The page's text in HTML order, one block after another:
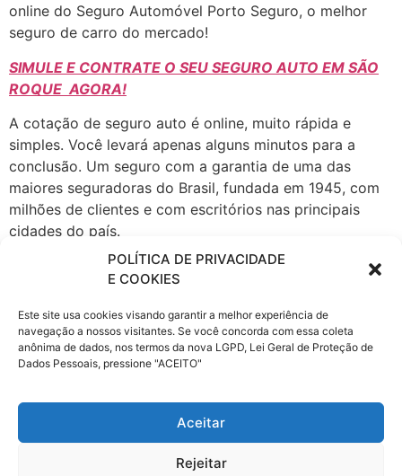
POLÍTICA DE PRIVACIDADE
E COOKIES
Este site usa cookies visando garantir a melhor experiência de
navegação a nossos visitantes. Se você concorda com essa coleta
anônima de dados, nos termos da nova LGPD, Lei Geral de Proteção de
Dados Pessoais, pressione "ACEITO"
Aceitar
Rejeitar
online do Seguro Automóvel Porto Seguro, o melhor
seguro de carro do mercado!
SIMULE E CONTRATE O SEU SEGURO AUTO EM SÃO
ROQUE AGORA!
A cotação de seguro auto é online, muito rápida e
simples. Você levará apenas alguns minutos para a
conclusão. Um seguro com a garantia de uma das
maiores seguradoras do Brasil, fundada em 1945, com
milhões de clientes e com escritórios nas principais
cidades do país.
A Porto Seguro atua em todos os ramos de Seguros,
Patrimoniais e de Pessoas, seguro Automóvel, Saúde
Empresarial, fiança locatícia, Patrimonial, Vida e
Transportes, Previdência, Consórcio de Imóveis e
Automóveis, Administração de Investimentos,
Financiamento, Capitalização e Cartão de Crédito,
Residências e Telecomunicações.